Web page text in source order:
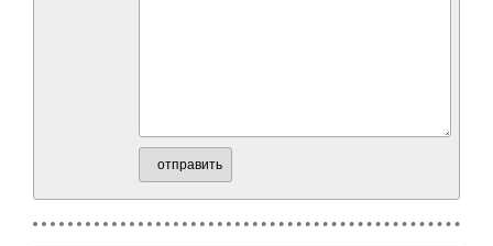
отправить